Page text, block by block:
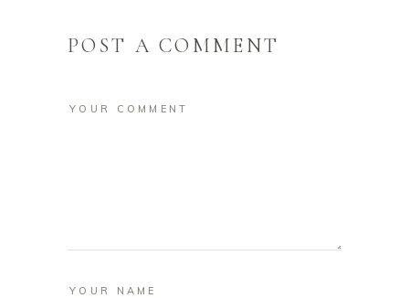
POST A COMMENT